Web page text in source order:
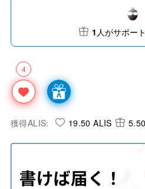
4
1 人がサポー
獲得ALIS: 19.50 ALIS